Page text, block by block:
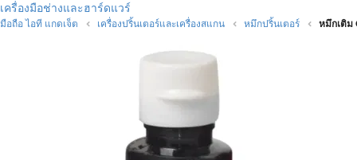
เครื่องมือช่างและฮาร์ดแวร์
มือถือ ไอที แกดเจ็ต เครื่องปริ้นเตอร์และเครื่องสแกน หมึกปริ้นเตอร์ หมึกเติม